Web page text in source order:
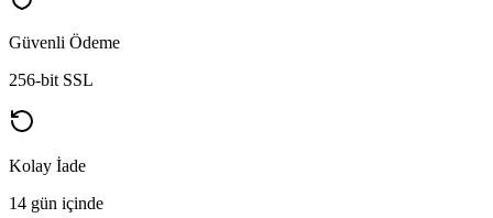
Güvenli Ödeme
256-bit SSL
Kolay İade
14 gün içinde